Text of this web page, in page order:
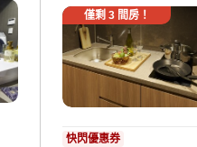
僅剩 3間房！
快閃優惠券